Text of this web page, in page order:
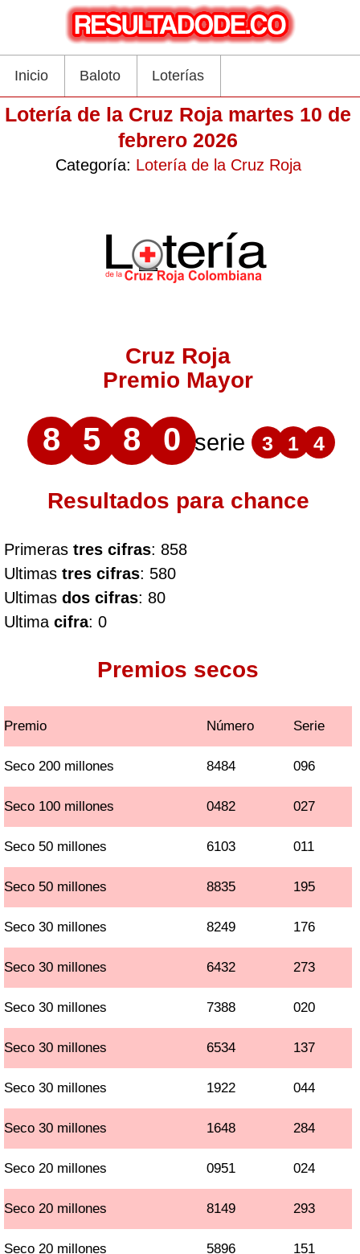
Inicio Baloto Loterías
Lotería de la Cruz Roja martes 10 de
febrero 2026
Categoría: Lotería de la Cruz Roja
Cruz Roja
Premio Mayor
8 5 8 0 serie 3 1 4
Resultados para chance
Primeras tres cifras: 858
Ultimas tres cifras: 580
Ultimas dos cifras: 80
Ultima cifra: 0
Premios secos
Premio Número Serie
Seco 200 millones 8484 096
Seco 100 millones 0482 027
Seco 50 millones 6103 011
Seco 50 millones 8835 195
Seco 30 millones 8249 176
Seco 30 millones 6432 273
Seco 30 millones 7388 020
Seco 30 millones 6534 137
Seco 30 millones 1922 044
Seco 30 millones 1648 284
Seco 20 millones 0951 024
Seco 20 millones 8149 293
Seco 20 millones 5896 151